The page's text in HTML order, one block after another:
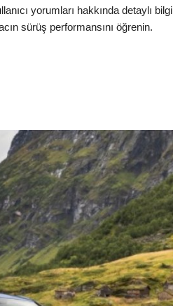
yorumları hakkında detaylı
sürüş performansını öğrenin.